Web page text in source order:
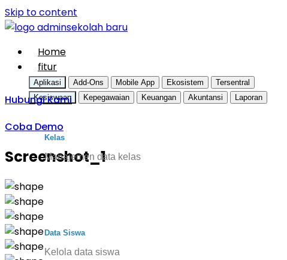
Skip to content
Home
fitur
Aplikasi Add-Ons Mobile App Ekosistem
Tersentral
Kesiswaan
Kepegawaian Keuangan Akuntansi Laporan
Kelas
Manajemen data kelas
Data Siswa
Kelola data siswa
Hubungi Kami
Coba Demo
Screenshot_1